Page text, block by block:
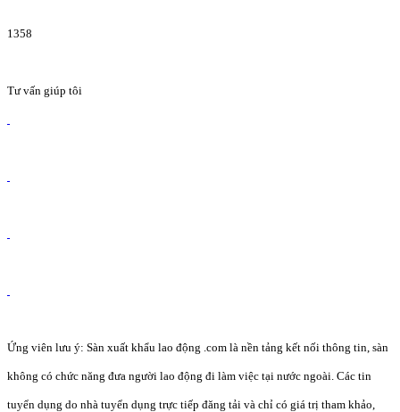
1358
Tư vấn giúp tôi
Ứng viên lưu ý: Sàn xuất khẩu lao động .com là nền tảng kết nối thông tin, sàn
không có chức năng đưa người lao động đi làm việc tại nước ngoài. Các tin
tuyển dụng do nhà tuyển dụng trực tiếp đăng tải và chỉ có giá trị tham khảo,